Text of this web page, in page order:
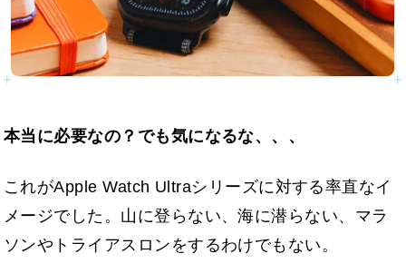
本当に必要なの？でも気になるな、、、
これがApple Watch Ultraシリーズに対する率直なイ
メージでした。山に登らない、海に潜らない、マラ
ソンやトライアスロンをするわけでもない。